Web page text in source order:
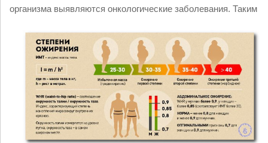
организма выявляются онкологические заболевания. Таким